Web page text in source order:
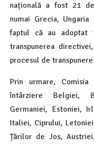
națională a fost 21
numai Grecia,
faptul că au adoptat
transpunerea
procesul de
Prin urmare,
întârziere Belgiei,
Germaniei, Estoniei,
Italiei, Ciprului,
Țărilor de Jos,